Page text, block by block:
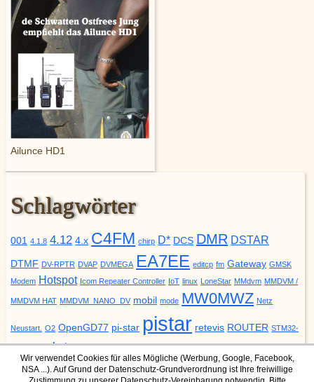
Ailunce HD1
Schlagwörter
001 4.1.8 4.12 4.x C4FM chirp D* DCS DMR DSTAR
DTMF DV-RPTR DVAP DVMEGA EA7EE editcp fm Gateway GMSK
Modem Hotspot Icom Repeater Controller IoT linux LoneStar MMdvm MMDVM /
MMDVM HAT MMDVM_NANO_DV mobil mode MW0MWZ Netz
Neustart. O2 OpenGD77 pi-star pistar retevis ROUTER STM32-
update YSF
Wir verwendet Cookies für alles Mögliche (Werbung, Google, Facebook,
NSA ...). Auf Grund der Datenschutz-Grundverordnung ist Ihre freiwillige